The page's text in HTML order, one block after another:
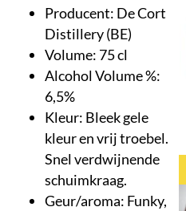
Producent: De Cort
Distillery (BE)
Volume: 75 cl
Alcohol Volume %:
6,5%
Kleur: Bleek gele
kleur en vrij troebel.
Snel verdwijnende
schuimkraag.
Geur/aroma: Funky,